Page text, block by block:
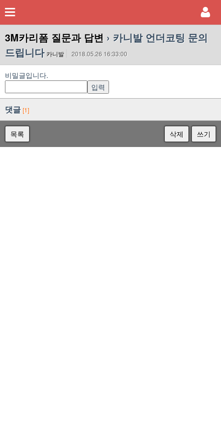
3M카리폼 질문과 답변 › 카니발 언더코팅 문의
드립니다 카니발 2018.05.26 16:33:00
비밀글입니다.
댓글 [1]
목록 쓰기
삭제